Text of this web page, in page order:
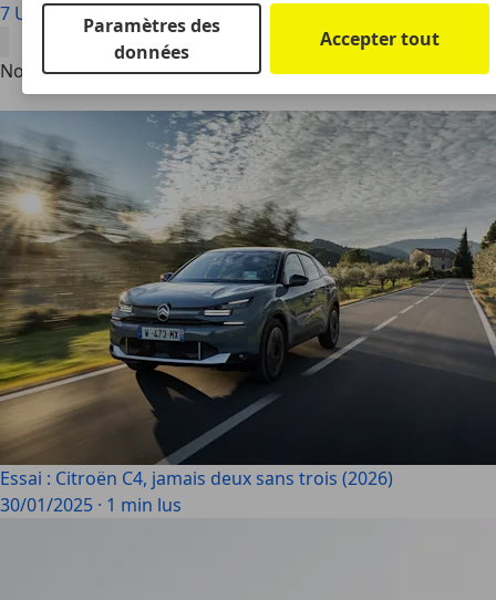
7 Utilisé à partir de € 1 500
Notre connaissance de votre recherche
Essai : Citroën C4, jamais deux sans trois (2026)
30/01/2025 · 1 min lus
Paramètres des
données
Accepter tout